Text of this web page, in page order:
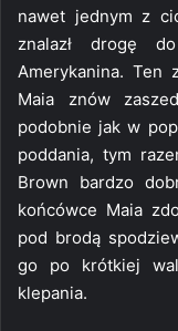
nawet jednym z
znalazł drogę
Amerykanina. Ten
Maia znów
podobnie jak w
poddania, tym
Brown bardzo
końcówce Maia
pod brodą
go po krótkiej
klepania.